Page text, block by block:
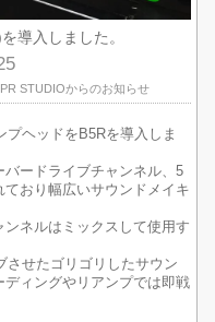
導入しました。
STUDIOからのお知らせ
ヘッドをB5Rを導入しま
ードライブチャンネル、5
おり幅広いサウンドメイキ
ネルはミックスして使用す
させたゴリゴリしたサウン
ディングやリアンプでは即戦